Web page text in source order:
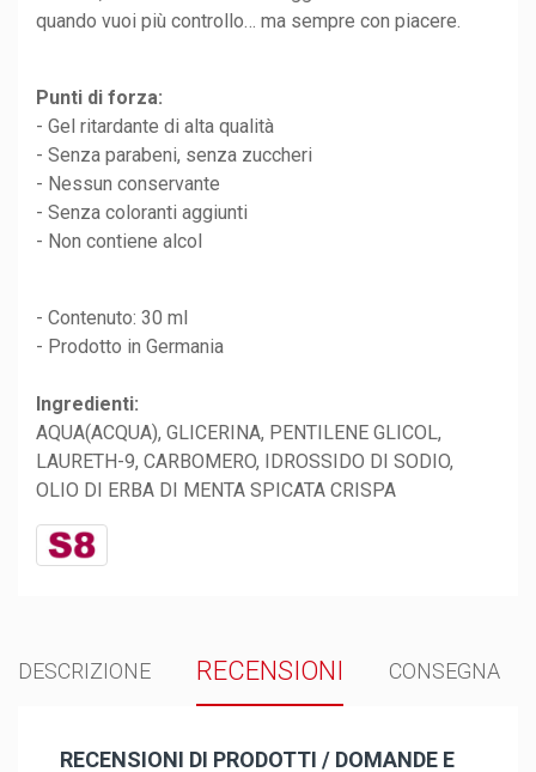
quando vuoi più controllo… ma sempre con piacere.
Punti di forza:
- Gel ritardante di alta qualità
- Senza parabeni, senza zuccheri
- Nessun conservante
- Senza coloranti aggiunti
- Non contiene alcol
- Contenuto: 30 ml
- Prodotto in Germania
Ingredienti:
AQUA(ACQUA), GLICERINA, PENTILENE GLICOL,
LAURETH-9, CARBOMERO, IDROSSIDO DI SODIO,
OLIO DI ERBA DI MENTA SPICATA CRISPA
DESCRIZIONE RECENSIONI CONSEGNA
RECENSIONI DI PRODOTTI / DOMANDE E